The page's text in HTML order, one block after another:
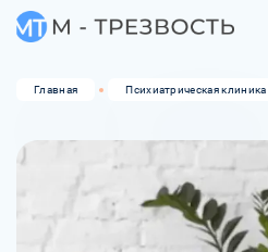
Главная Психиатрическая клиника